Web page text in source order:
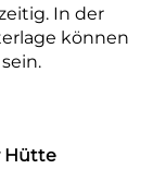
In der
können
Hütte